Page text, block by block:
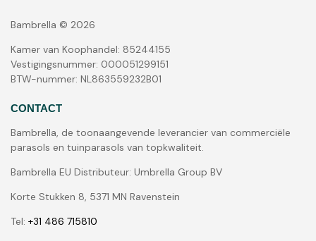
Bambrella © 2026
Kamer van Koophandel: 85244155
Vestigingsnummer: 000051299151
BTW-nummer: NL863559232B01
CONTACT
Bambrella, de toonaangevende leverancier van commerciële
parasols en tuinparasols van topkwaliteit.
Bambrella EU Distributeur: Umbrella Group BV
Korte Stukken 8, 5371 MN Ravenstein
Tel: +31 486 715810